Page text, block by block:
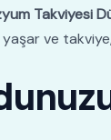
Takviyesi
yaşar ve